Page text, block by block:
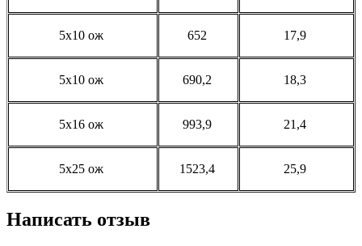
5x10 ож 652 17,9
5x10 ож 690,2 18,3
5x16 ож 993,9 21,4
5x25 ож 1523,4 25,9
Написать отзыв